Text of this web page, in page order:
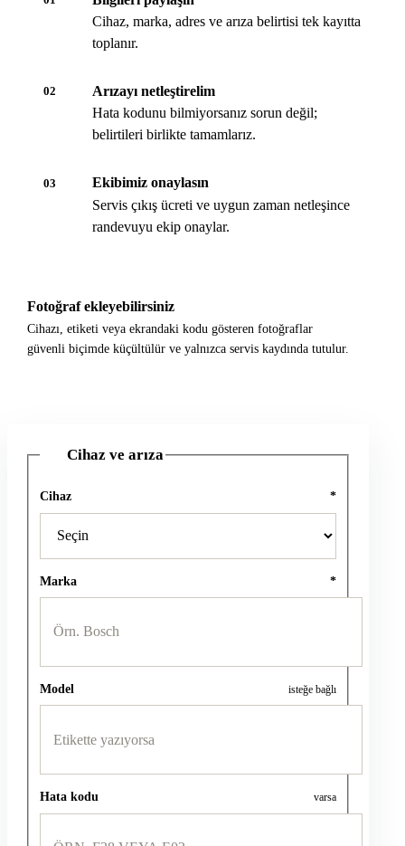
Cihaz, marka, adres ve arıza belirtisi tek kayıtta
toplanır.
02
Arızayı netleştirelim
Hata kodunu bilmiyorsanız sorun değil;
belirtileri birlikte tamamlarız.
03
Ekibimiz onaylasın
Servis çıkış ücreti ve uygun zaman netleşince
randevuyu ekip onaylar.
Fotoğraf ekleyebilirsiniz
Cihazı, etiketi veya ekrandaki kodu gösteren fotoğraflar
güvenli biçimde küçültülür ve yalnızca servis kaydında tutulur.
Cihaz ve arıza
Cihaz *
Marka *
Model isteğe bağlı
Hata kodu varsa